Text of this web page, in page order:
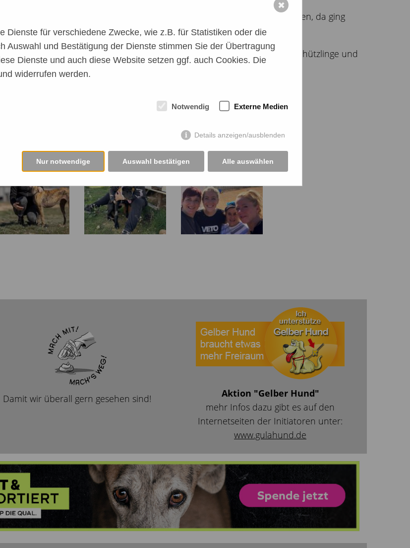
So viel Liebe und Empathie gegenüber unseren Schützlingen, da ging
habt. Ihr seid eine unglaublich große Unterstützung für unsere Schützlinge und
e.V. 🧡
Damit wir überall gern gesehen sind!
Aktion "Gelber Hund"
mehr Infos dazu gibt es auf den
Internetseiten der Initiatoren unter:
www.gulahund.de
Dienste für verschiedene Zwecke, wie z.B. für Statistiken oder die
Auswahl und Bestätigung der Dienste stimmen Sie der Übertragung
Dienste und auch diese Website setzen ggf. auch Cookies. Die
widerrufen werden.
Notwendig Externe Medien
Details anzeigen/ausblenden
Nur notwendige Auswahl bestätigen Alle auswählen
✖